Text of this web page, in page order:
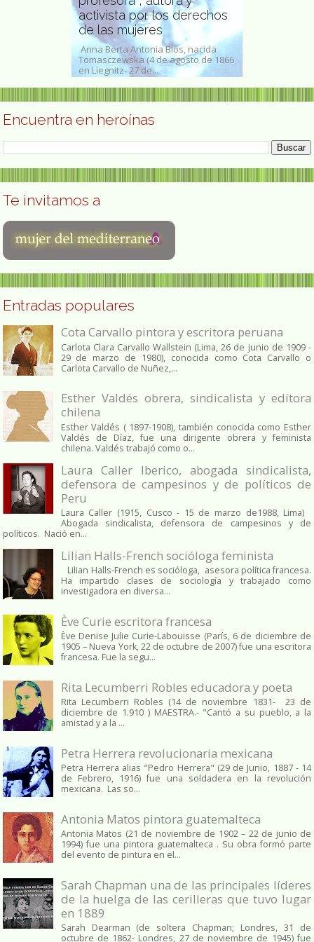
activista por los derechos
de las mujeres
Anna Berta Antonia Blos, nacida
Tomasczewska (4 de agosto de 1866
en Liegnitz- 27 de...
Encuentra en heroínas
Te invitamos a
Entradas populares
Cota Carvallo pintora y escritora peruana
Carlota Clara Carvallo Wallstein (Lima, 26 de junio de 1909 -
29 de marzo de 1980), conocida como Cota Carvallo o
Carlota Carvallo de Nuñez,...
Esther Valdés obrera, sindicalista y editora
chilena
Esther Valdés ( 1897-1908), también conocida como Esther
Valdés de Díaz, fue una dirigente obrera y feminista
chilena. Valdés trabajó como o...
Laura Caller Iberico, abogada sindicalista,
defensora de campesinos y de políticos de
Peru
Laura Caller (1915, Cusco - 15 de marzo de1988, Lima)
Abogada sindicalista, defensora de campesinos y de
políticos. Nació en...
Lilian Halls-French socióloga feminista
Lilian Halls-French es socióloga, asesora política francesa.
Ha impartido clases de sociología y trabajado como
investigadora en diversa...
Ève Curie escritora francesa
Ève Denise Julie Curie-Labouisse (París, 6 de diciembre de
1905 – Nueva York, 22 de octubre de 2007) fue una escritora
francesa. Fue la segu...
Rita Lecumberri Robles educadora y poeta
Rita Lecumberri Robles (14 de noviembre 1831- 23 de
diciembre de 1.910 ) MAESTRA.- "Cantó a su pueblo, a la
amistad y a la ...
Petra Herrera revolucionaria mexicana
Petra Herrera alias "Pedro Herrera" (29 de Junio, 1887 - 14
de Febrero, 1916) fue una soldadera en la revolución
mexicana. Las so...
Antonia Matos pintora guatemalteca
Antonia Matos (21 de noviembre de 1902 – 22 de junio de
1994) fue una pintora guatemalteca . Su obra formó parte
del evento de pintura en el...
Sarah Chapman una de las principales líderes
de la huelga de las cerilleras que tuvo lugar
en 1889
Sarah Dearman (de soltera Chapman; Londres, 31 de
octubre de 1862​- Londres, 27 de noviembre de 1945)​ fue